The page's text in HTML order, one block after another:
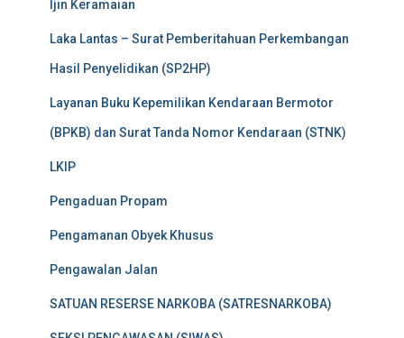
Ijin Keramaian
Laka Lantas – Surat Pemberitahuan Perkembangan
Hasil Penyelidikan (SP2HP)
Layanan Buku Kepemilikan Kendaraan Bermotor
(BPKB) dan Surat Tanda Nomor Kendaraan (STNK)
LKIP
Pengaduan Propam
Pengamanan Obyek Khusus
Pengawalan Jalan
SATUAN RESERSE NARKOBA (SATRESNARKOBA)